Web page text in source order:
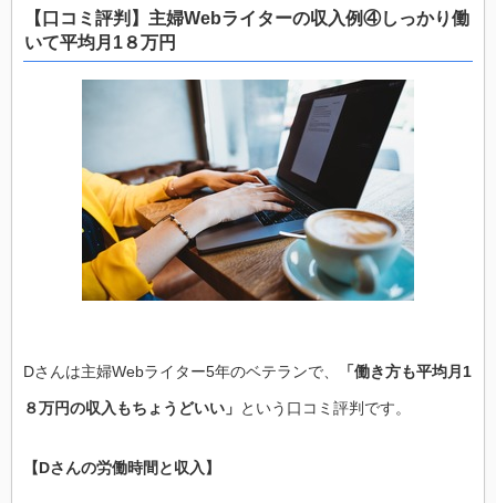
【口コミ評判】主婦Webライターの収入例④しっかり働
いて平均月1８万円
Dさんは主婦Webライター5年のベテランで、 「働き方も平均月1
８万円の収入もちょうどいい」 という口コミ評判です。
【Dさんの労働時間と収入】